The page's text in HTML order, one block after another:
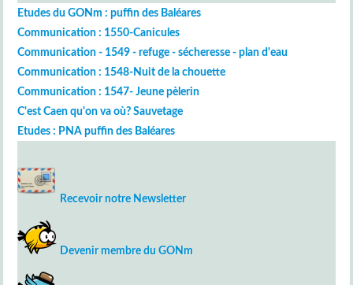
Etudes du GONm : puffin des Baléares
Communication : 1550-Canicules
Communication - 1549 - refuge - sécheresse - plan d'eau
Communication : 1548-Nuit de la chouette
Communication : 1547- Jeune pèlerin
C'est Caen qu'on va où? Sauvetage
Etudes : PNA puffin des Baléares
Recevoir notre Newsletter
Devenir membre du GONm